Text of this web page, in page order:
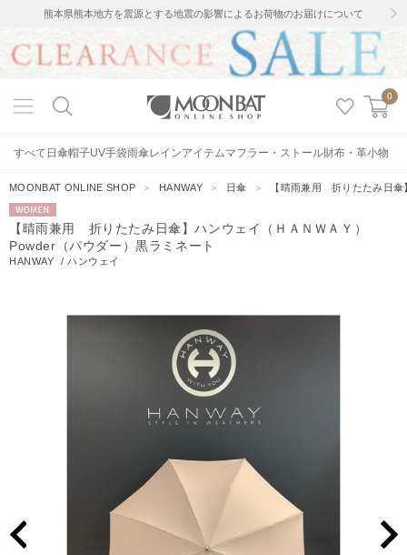
熊本県熊本地方を震源とする地震の影響によるお荷物のお届けについて
0
すべて 日傘帽子UV手袋雨傘レインアイテムマフラー・ストール財布・革小物
MOONBAT ONLINE SHOP ＞ HANWAY ＞ 日傘 ＞ 【晴雨兼用 折りたたみ日
WOMEN
【晴雨兼用 折りたたみ日傘】ハンウェイ（ＨＡＮＷＡＹ）
Powder（パウダー）黒ラミネート
HANWAY /ハンウェイ